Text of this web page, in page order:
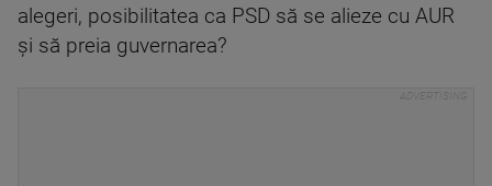
alegeri, posibilitatea ca PSD să se alieze cu AUR
și să preia guvernarea?